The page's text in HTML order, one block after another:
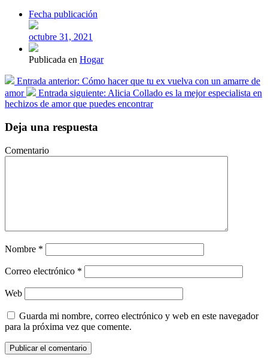
Fecha publicación
octubre 31, 2021
Publicada en Hogar
Entrada anterior: Cómo hacer que tu ex vuelva con un amarre de
amor
Entrada siguiente: Alicia Collado es la mejor especialista en
hechizos de amor que puedes encontrar
Deja una respuesta
Comentario
Nombre *
Correo electrónico *
Web
Guarda mi nombre, correo electrónico y web en este navegador
para la próxima vez que comente.